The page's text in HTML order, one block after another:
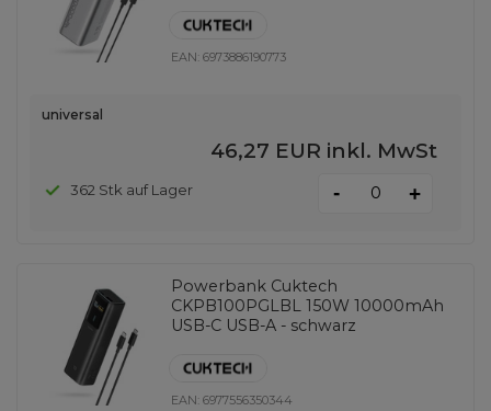
EAN:6973886190773
universal
46,27 EUR inkl. MwSt
362 Stk auf Lager - +
Powerbank Cuktech
CKPB100PGLBL 150W 10000mAh
USB-C USB-A - schwarz
EAN:6977556350344